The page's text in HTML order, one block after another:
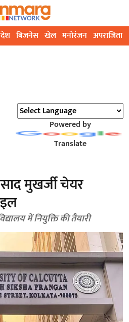
बिजनेस खेल मनोरंजन अपराजिता
Powered by
Translate
मुखर्जी चेयर
में नियुक्ति की तैयारी